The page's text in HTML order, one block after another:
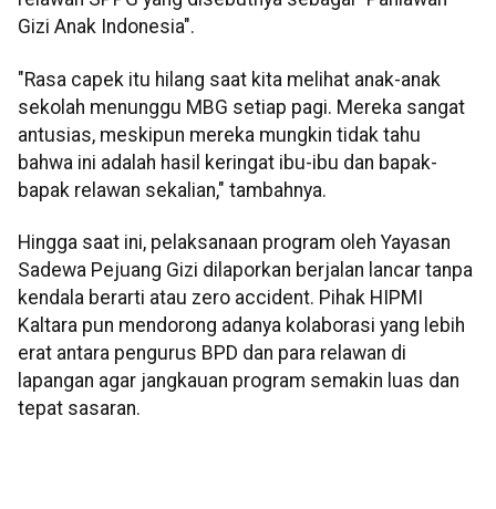
Gizi Anak Indonesia".
"Rasa capek itu hilang saat kita melihat anak-anak
sekolah menunggu MBG setiap pagi. Mereka sangat
antusias, meskipun mereka mungkin tidak tahu
bahwa ini adalah hasil keringat ibu-ibu dan bapak-
bapak relawan sekalian," tambahnya.
Hingga saat ini, pelaksanaan program oleh Yayasan
Sadewa Pejuang Gizi dilaporkan berjalan lancar tanpa
kendala berarti atau zero accident. Pihak HIPMI
Kaltara pun mendorong adanya kolaborasi yang lebih
erat antara pengurus BPD dan para relawan di
lapangan agar jangkauan program semakin luas dan
tepat sasaran.